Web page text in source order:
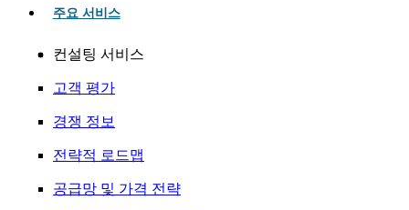
주요 서비스
컨설팅 서비스
고객 평가
경쟁 정보
전략적 로드맵
공급망 및 가격 전략